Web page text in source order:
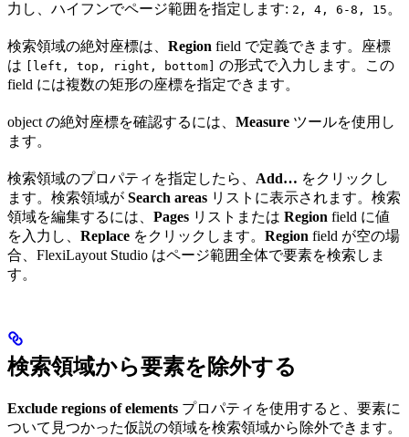
力し、ハイフンでページ範囲を指定します: 2, 4, 6-8, 15 。
検索領域の絶対座標は、 Region field で定義できます。座標
は
[left, top, right, bottom]
の形式で入力します。この
field には複数の矩形の座標を指定できます。
object の絶対座標を確認するには、 Measure ツールを使用し
ます。
検索領域のプロパティを指定したら、 Add… をクリックし
ます。検索領域が Search areas リストに表示されます。検索
領域を編集するには、 Pages リストまたは Region field に値
を入力し、 Replace をクリックします。 Region field が空の場
合、FlexiLayout Studio はページ範囲全体で要素を検索しま
す。
検索領域から要素を除外する
Exclude regions of elements プロパティを使用すると、要素に
ついて見つかった仮説の領域を検索領域から除外できます。